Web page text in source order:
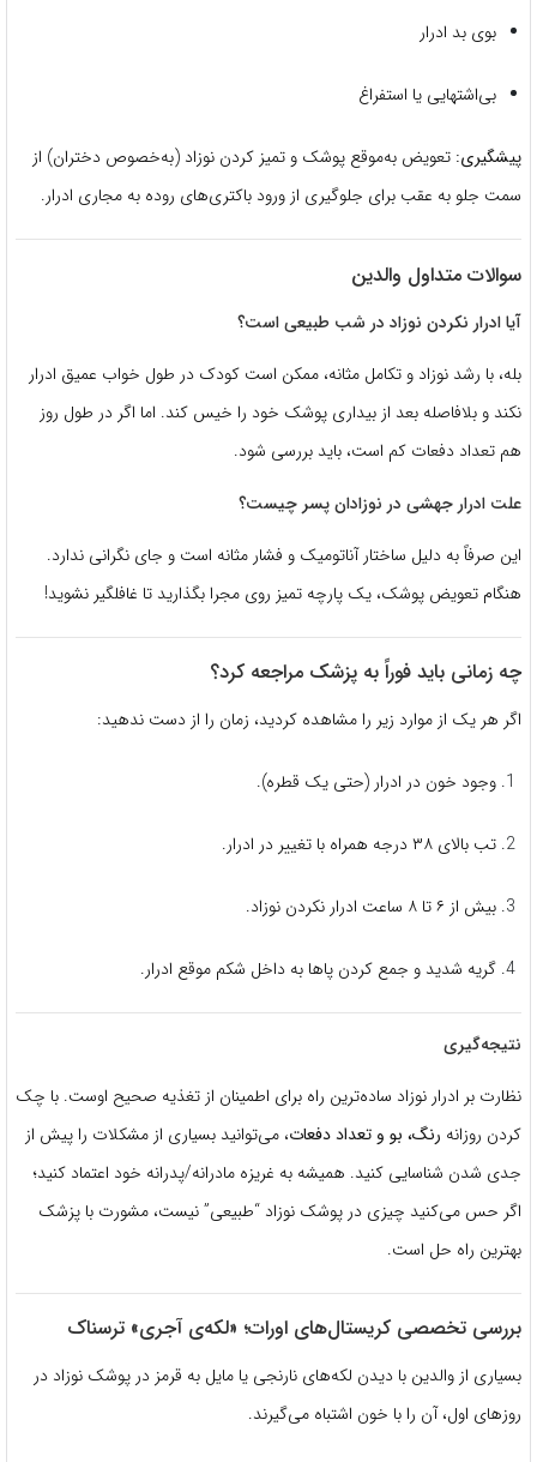
بوی بد ادرار
بی‌اشتهایی یا استفراغ
پیشگیری: تعویض به‌موقع پوشک و تمیز کردن نوزاد (به‌خصوص دختران) از
سمت جلو به عقب برای جلوگیری از ورود باکتری‌های روده به مجاری ادرار.
سوالات متداول والدین
آیا ادرار نکردن نوزاد در شب طبیعی است؟
بله، با رشد نوزاد و تکامل مثانه، ممکن است کودک در طول خواب عمیق ادرار
نکند و بلافاصله بعد از بیداری پوشک خود را خیس کند. اما اگر در طول روز
هم تعداد دفعات کم است، باید بررسی شود.
علت ادرار جهشی در نوزادان پسر چیست؟
این صرفاً به دلیل ساختار آناتومیک و فشار مثانه است و جای نگرانی ندارد.
هنگام تعویض پوشک، یک پارچه تمیز روی مجرا بگذارید تا غافلگیر نشوید!
چه زمانی باید فوراً به پزشک مراجعه کرد؟
اگر هر یک از موارد زیر را مشاهده کردید، زمان را از دست ندهید:
وجود خون در ادرار (حتی یک قطره).
تب بالای ۳۸ درجه همراه با تغییر در ادرار.
بیش از ۶ تا ۸ ساعت ادرار نکردن نوزاد.
گریه شدید و جمع کردن پاها به داخل شکم موقع ادرار.
نتیجه‌گیری
نظارت بر ادرار نوزاد ساده‌ترین راه برای اطمینان از تغذیه صحیح اوست. با چک
کردن روزانه رنگ، بو و تعداد دفعات، می‌توانید بسیاری از مشکلات را پیش از
جدی شدن شناسایی کنید. همیشه به غریزه مادرانه/پدرانه خود اعتماد کنید؛
اگر حس می‌کنید چیزی در پوشک نوزاد “طبیعی” نیست، مشورت با پزشک
بهترین راه حل است.
بررسی تخصصی کریستال‌های اورات؛ «لکه‌ی آجری» ترسناک
بسیاری از والدین با دیدن لکه‌های نارنجی یا مایل به قرمز در پوشک نوزاد در
روزهای اول، آن را با خون اشتباه می‌گیرند.